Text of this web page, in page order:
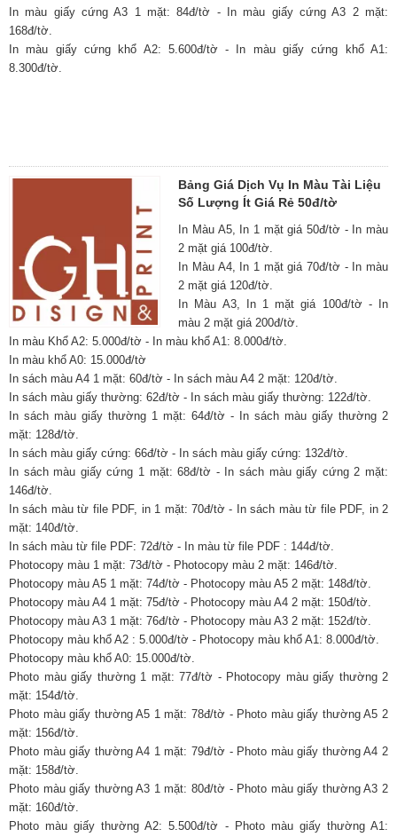
In màu giấy cứng A3 1 mặt: 84đ/tờ - In màu giấy cứng A3 2 mặt:
168đ/tờ.
In màu giấy cứng khổ A2: 5.600đ/tờ - In màu giấy cứng khổ A1:
8.300đ/tờ.
Bảng Giá Dịch Vụ In Màu Tài Liệu
Số Lượng Ít Giá Rẻ 50đ/tờ
In Màu A5, In 1 mặt giá 50đ/tờ - In màu
2 mặt giá 100đ/tờ.
In Màu A4, In 1 mặt giá 70đ/tờ - In màu
2 mặt giá 120đ/tờ.
In Màu A3, In 1 mặt giá 100đ/tờ - In
màu 2 mặt giá 200đ/tờ.
In màu Khổ A2: 5.000đ/tờ - In màu khổ A1: 8.000đ/tờ.
In màu khổ A0: 15.000đ/tờ
In sách màu A4 1 mặt: 60đ/tờ - In sách màu A4 2 mặt: 120đ/tờ.
In sách màu giấy thường: 62đ/tờ - In sách màu giấy thường: 122đ/tờ.
In sách màu giấy thường 1 mặt: 64đ/tờ - In sách màu giấy thường 2
mặt: 128đ/tờ.
In sách màu giấy cứng: 66đ/tờ - In sách màu giấy cứng: 132đ/tờ.
In sách màu giấy cứng 1 mặt: 68đ/tờ - In sách màu giấy cứng 2 mặt:
146đ/tờ.
In sách màu từ file PDF, in 1 mặt: 70đ/tờ - In sách màu từ file PDF, in 2
mặt: 140đ/tờ.
In sách màu từ file PDF: 72đ/tờ - In màu từ file PDF : 144đ/tờ.
Photocopy màu 1 mặt: 73đ/tờ - Photocopy màu 2 mặt: 146đ/tờ.
Photocopy màu A5 1 mặt: 74đ/tờ - Photocopy màu A5 2 mặt: 148đ/tờ.
Photocopy màu A4 1 mặt: 75đ/tờ - Photocopy màu A4 2 mặt: 150đ/tờ.
Photocopy màu A3 1 mặt: 76đ/tờ - Photocopy màu A3 2 mặt: 152đ/tờ.
Photocopy màu khổ A2 : 5.000đ/tờ - Photocopy màu khổ A1: 8.000đ/tờ.
Photocopy màu khổ A0: 15.000đ/tờ.
Photo màu giấy thường 1 mặt: 77đ/tờ - Photocopy màu giấy thường 2
mặt: 154đ/tờ.
Photo màu giấy thường A5 1 mặt: 78đ/tờ - Photo màu giấy thường A5 2
mặt: 156đ/tờ.
Photo màu giấy thường A4 1 mặt: 79đ/tờ - Photo màu giấy thường A4 2
mặt: 158đ/tờ.
Photo màu giấy thường A3 1 mặt: 80đ/tờ - Photo màu giấy thường A3 2
mặt: 160đ/tờ.
Photo màu giấy thường A2: 5.500đ/tờ - Photo màu giấy thường A1: